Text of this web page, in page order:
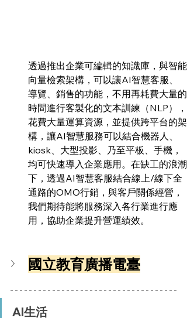
透過推出企業可編輯的知識庫，與智能
向量檢索架構，可以讓AI智慧客服、
導覽、銷售的功能，不用再耗費大量的
時間進行客製化的文本訓練（NLP），
花費大量運算資源，並提供跨平台的架
構，讓AI智慧服務可以結合機器人、
kiosk、大型投影、乃至平板、手機，
均可快速導入企業應用。在缺工的浪潮
下，透過AI智慧客服結合線上/線下全
通路的OMO行銷，與客戶關係經營，
我們期待能將服務深入各行業進行應
用，協助企業提升營運績效。
國立教育廣播電臺
AI生活